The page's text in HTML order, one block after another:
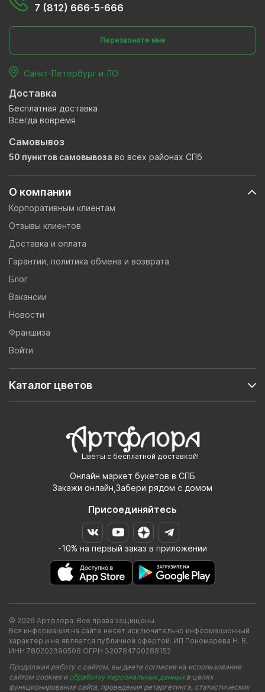
Цветы с бесплатной доставкой!
Онлайн маркет букетов в СПБ
Закажи онлайн,Забери рядом с домом
Присоединяйтесь
-10% на первый заказ в приложении
О компании
Корпоративным клиентам
Отзывы клиентов
Доставка и оплата
Гарантии, политика обмена и возврата
Блог
Вакансии
Новости
Франшиза
Войти
Каталог цветов
7 (812) 666-5-666
Перезвоните мне
Санкт-Петербург и ЛО
Доставка
Бесплатная доставка
Всегда вовремя
Самовывоз
50 пунктов самовывоза во всех районах СПб
© 2026 Артфлора. Все права защищены.
Вся информация на сайте несет исключительно информационный
характер и не является публичной офертой. ИП Пономарева Н. В.
ИНН 780202390508 ОГРН 320784700288152
Продолжая работу с сайтом, вы даете согласие на использование
сайтом cookies и обработку персональных данныхв целях
функционирования сайта, проведения ретаргетинга, статистических